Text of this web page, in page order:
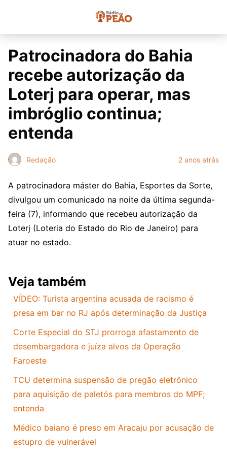
Patrocinadora do Bahia
recebe autorização da
Loterj para operar, mas
imbróglio continua;
entenda
Redação 2 anos atrás
A patrocinadora máster do Bahia, Esportes da Sorte,
divulgou um comunicado na noite da última segunda-
feira (7), informando que recebeu autorização da
Loterj (Loteria do Estado do Rio de Janeiro) para
atuar no estado.
Veja também
VÍDEO: Turista argentina acusada de racismo é
presa em bar no RJ após determinação da Justiça
Corte Especial do STJ prorroga afastamento de
desembargadora e juíza alvos da Operação
Faroeste
TCU determina suspensão de pregão eletrônico
para aquisição de paletós para membros do MPF;
entenda
Médico baiano é preso em Aracaju por acusação de
estupro de vulnerável